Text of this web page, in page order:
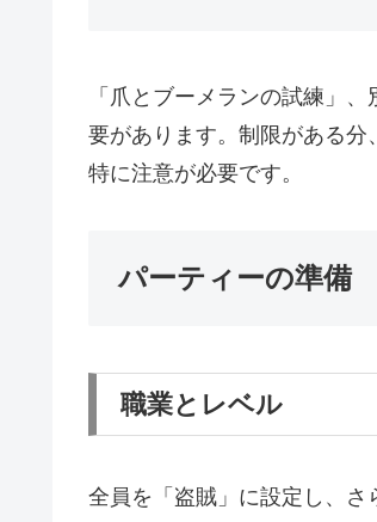
「爪とブーメランの試練」
要があります。制限がある分
特に注意が必要です。
パーティーの準備
職業とレベル
全員を「盗賊」に設定し、